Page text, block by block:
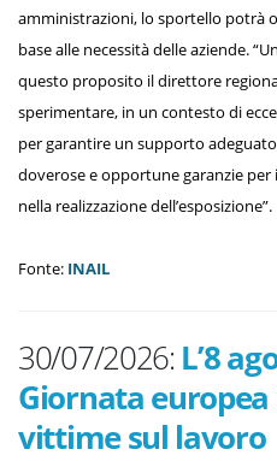
amministrazioni, lo sportello potrà
base alle necessità delle aziende.
questo proposito il direttore
sperimentare, in un contesto di
per garantire un supporto
doverose e opportune garanzie
nella realizzazione dell’esposizione”.
Fonte: INAIL
30/07/2026: L’8
Giornata
vittime sul lavoro